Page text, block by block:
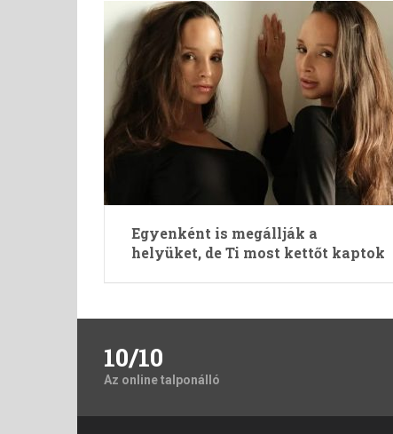
Egyenként is megállják a
helyüket, de Ti most kettőt kaptok
10/10
Az online talponálló